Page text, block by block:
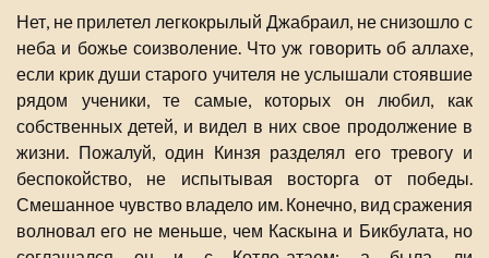
Нет, не прилетел легкокрылый Джабраил, не снизошло с
неба и божье соизволение. Что уж говорить об аллахе,
если крик души старого учителя не услышали стоявшие
рядом ученики, те самые, которых он любил, как
собственных детей, и видел в них свое продолжение в
жизни. Пожалуй, один Кинзя разделял его тревогу и
беспокойство, не испытывая восторга от победы.
Смешанное чувство владело им. Конечно, вид сражения
волновал его не меньше, чем Каскына и Бикбулата, но